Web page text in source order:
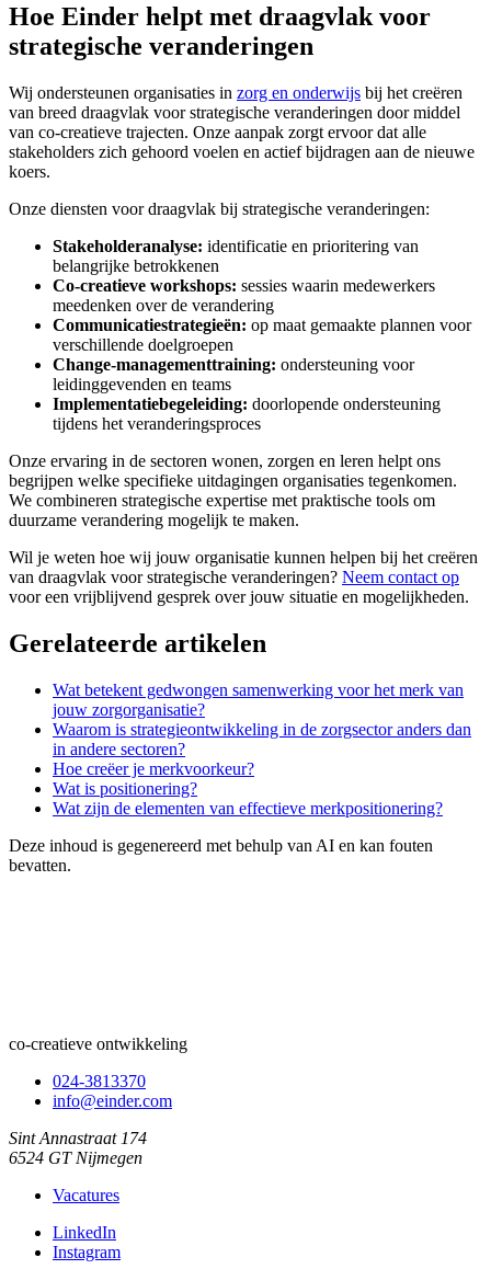
Hoe Einder helpt met draagvlak voor
strategische veranderingen
Wij ondersteunen organisaties in zorg en onderwijs bij het creëren
van breed draagvlak voor strategische veranderingen door middel
van co-creatieve trajecten. Onze aanpak zorgt ervoor dat alle
stakeholders zich gehoord voelen en actief bijdragen aan de nieuwe
koers.
Onze diensten voor draagvlak bij strategische veranderingen:
Stakeholderanalyse: identificatie en prioritering van
belangrijke betrokkenen
Co-creatieve workshops: sessies waarin medewerkers
meedenken over de verandering
Communicatiestrategieën: op maat gemaakte plannen voor
verschillende doelgroepen
Change-managementtraining: ondersteuning voor
leidinggevenden en teams
Implementatiebegeleiding: doorlopende ondersteuning
tijdens het veranderingsproces
Onze ervaring in de sectoren wonen, zorgen en leren helpt ons
begrijpen welke specifieke uitdagingen organisaties tegenkomen.
We combineren strategische expertise met praktische tools om
duurzame verandering mogelijk te maken.
Wil je weten hoe wij jouw organisatie kunnen helpen bij het creëren
van draagvlak voor strategische veranderingen? Neem contact op
voor een vrijblijvend gesprek over jouw situatie en mogelijkheden.
Gerelateerde artikelen
Wat betekent gedwongen samenwerking voor het merk van
jouw zorgorganisatie?
Waarom is strategieontwikkeling in de zorgsector anders dan
in andere sectoren?
Hoe creëer je merkvoorkeur?
Wat is positionering?
Wat zijn de elementen van effectieve merkpositionering?
Deze inhoud is gegenereerd met behulp van AI en kan fouten
bevatten.
co-creatieve ontwikkeling
024-3813370
info@einder.com
Sint Annastraat 174
6524 GT Nijmegen
Vacatures
LinkedIn
Instagram